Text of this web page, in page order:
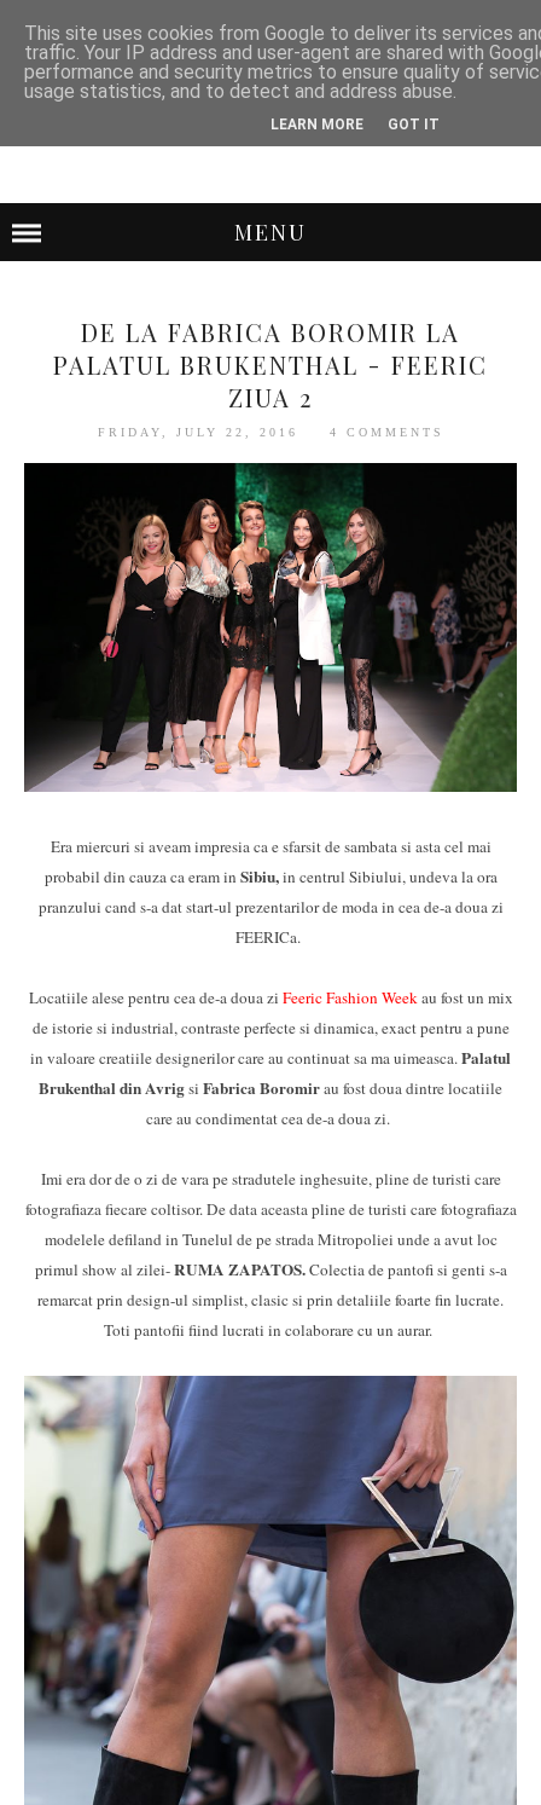
MENU
DE LA FABRICA BOROMIR LA
PALATUL BRUKENTHAL - FEERIC
ZIUA 2
FRIDAY, JULY 22, 2016 4 COMMENTS
Era miercuri si aveam impresia ca e sfarsit de sambata si asta cel mai
probabil din cauza ca eram in Sibiu,in centrul Sibiului, undeva la ora
pranzului cand s-a dat start-ul prezentarilor de moda in cea de-a doua zi
FEERICa.
Locatiile alese pentru cea de-a doua zi Feeric Fashion Weekau fost un mix
de istorie si industrial, contraste perfecte si dinamica, exact pentru a pune
in valoare creatiile designerilor care au continuat sa ma uimeasca.Palatul
Brukenthal din Avrigsi Fabrica Boromirau fost doua dintre locatiile
care au condimentat cea de-a doua zi.
Imi era dor de o zi de vara pe stradutele inghesuite, pline de turisti care
fotografiaza fiecare coltisor. De data aceasta pline de turisti care fotografiaza
modelele defiland in Tunelul de pe strada Mitropoliei unde a avut loc
primul show al zilei-RUMA ZAPATOS.Colectia de pantofi si genti s-a
remarcat prin design-ul simplist, clasic si prin detaliile foarte fin lucrate.
Toti pantofii fiind lucrati in colaborare cu un aurar.
This site uses cookies from Google to deliver its services
traffic. Your IP address and user-agent are shared with
performance and security metrics to ensure quality of
usage statistics, and to detect and address abuse.
LEARN MORE GOT IT